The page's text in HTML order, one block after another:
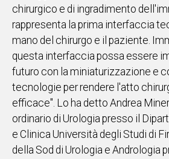
SPORT
EVENTI
STORIE
VIDEO
UNISCITI
chirurgico e di ingradimento
rappresenta la prima interfaccia
mano del chirurgo e il paziente.
questa interfaccia possa essere
futuro con la miniaturizzazione e
tecnologie per rendere l'atto
efficace". Lo ha detto Andrea
ordinario di Urologia presso il
e Clinica Università degli Studi di
della Sod di Urologia e Andrologia